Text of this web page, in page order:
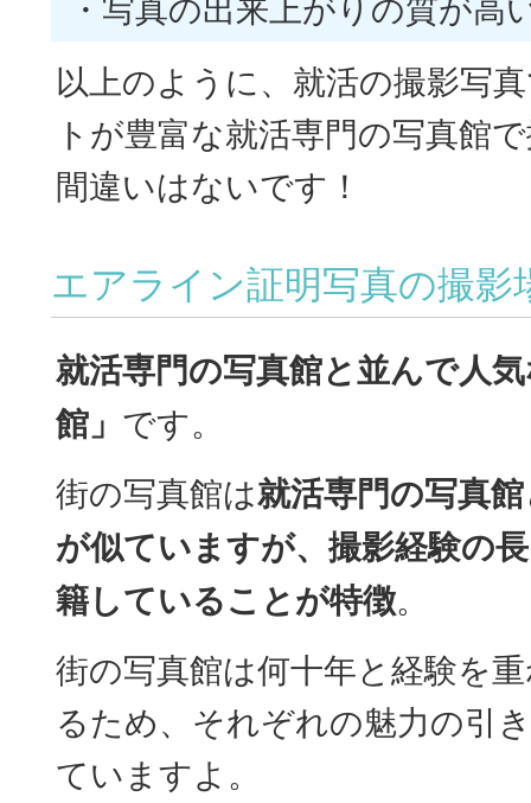
以上のように、就活の撮影写
トが豊富な就活専門の写真館
間違いはないです！
エアライン証明写真の撮影
就活専門の写真館と並んで人
館」 です。
街の写真館は就活専門の写真
が似ていますが、撮影経験の
籍していることが特徴。
街の写真館は何十年と経験を
るため、それぞれの魅力の引
ていますよ。